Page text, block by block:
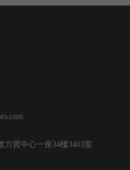
力寶中心一座34樓3403室